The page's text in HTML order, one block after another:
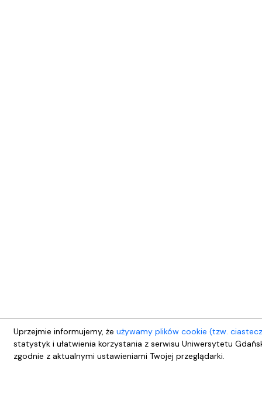
Uprzejmie informujemy, żeużywamy plików cookie (tzw.
statystyk i ułatwienia korzystania z serwisu Uniwersytetu
zgodnie z aktualnymi ustawieniami Twojej przeglądarki.